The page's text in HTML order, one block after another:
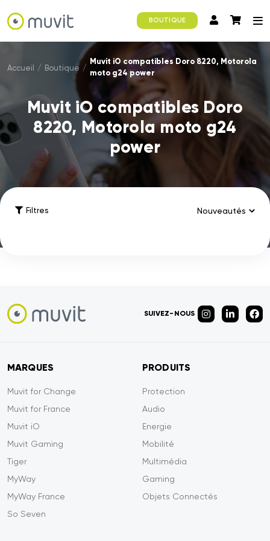
BOUTIQUE
Accueil / Boutique /
Muvit iO compatibles Doro 8220, Motorola
moto g24 power
Muvit iO compatibles Doro
8220, Motorola moto g24
power
Filtres
SUIVEZ-NOUS
MARQUES
Muvit for Change
Muvit for France
Muvit iO
Muvit Gaming
Tiger
MyWay
MyWay France
So Seven
PRODUITS
Protection
Audio
Energie
Mobilité
Multimédia
Gaming
Objets Connectés